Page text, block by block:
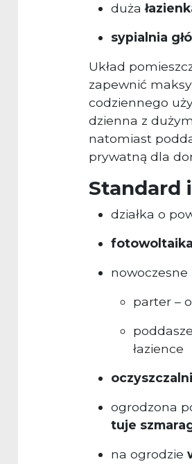
duża
sypialnia
Układ
zapewnić
codziennego
dzienna z
natomiast
prywatną dla
Standard
działka o
fotowoltaika
nowoczesne
parter –
łazience
ogrodzona
tuje
na ogrodzie